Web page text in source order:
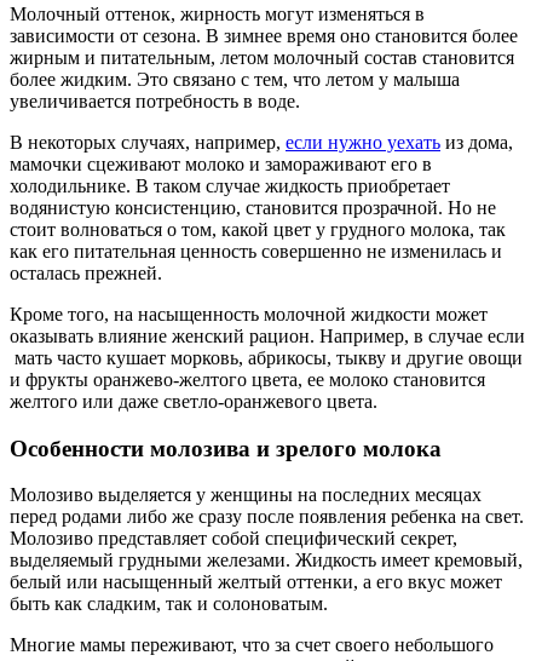
Молочный оттенок, жирность могут изменяться в
зависимости от сезона. В зимнее время оно становится более
жирным и питательным, летом молочный состав становится
более жидким. Это связано с тем, что летом у малыша
увеличивается потребность в воде.
В некоторых случаях, например, если нужно уехать из дома,
мамочки сцеживают молоко и замораживают его в
холодильнике. В таком случае жидкость приобретает
водянистую консистенцию, становится прозрачной. Но не
стоит волноваться о том, какой цвет у грудного молока, так
как его питательная ценность совершенно не изменилась и
осталась прежней.
Кроме того, на насыщенность молочной жидкости может
оказывать влияние женский рацион. Например, в случае если
мать часто кушает морковь, абрикосы, тыкву и другие овощи
и фрукты оранжево-желтого цвета, ее молоко становится
желтого или даже светло-оранжевого цвета.
Особенности молозива и зрелого молока
Молозиво выделяется у женщины на последних месяцах
перед родами либо же сразу после появления ребенка на свет.
Молозиво представляет собой специфический секрет,
выделяемый грудными железами. Жидкость имеет кремовый,
белый или насыщенный желтый оттенки, а его вкус может
быть как сладким, так и солоноватым.
Многие мамы переживают, что за счет своего небольшого